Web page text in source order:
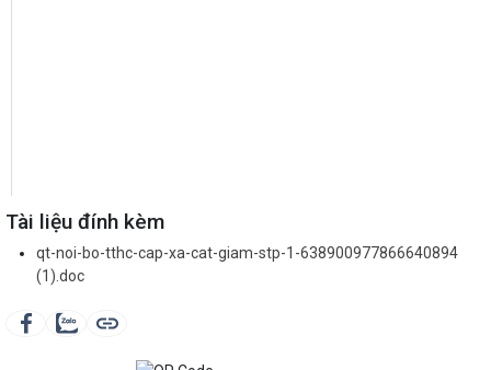
Tài liệu đính kèm
qt-noi-bo-tthc-cap-xa-cat-giam-stp-1-638900977866640894
(1).doc